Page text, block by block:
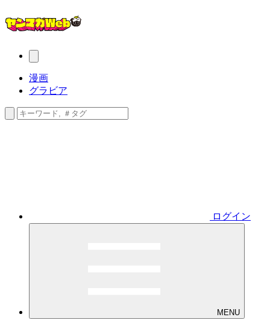
漫画
グラビア
ログイン
MENU